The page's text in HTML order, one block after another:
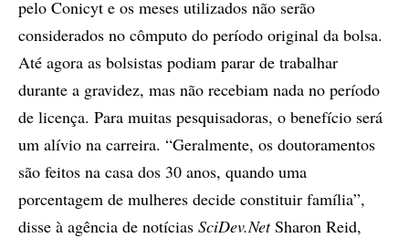
pelo Conicyt e os meses utilizados não serão
considerados no cômputo do período original da bolsa.
Até agora as bolsistas podiam parar de trabalhar
durante a gravidez, mas não recebiam nada no período
de licença. Para muitas pesquisadoras, o benefício será
um alívio na carreira. “Geralmente, os doutoramentos
são feitos na casa dos 30 anos, quando uma
porcentagem de mulheres decide constituir família”,
disse à agência de notícias SciDev.NetSharon Reid,